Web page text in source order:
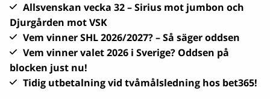
Allsvenskan vecka 32 – Sirius mot jumbon och
Djurgården mot VSK
Vem vinner SHL 2026/2027? – Så säger oddsen
Vem vinner valet 2026 i Sverige? Oddsen på
blocken just nu!
Tidig utbetalning vid tvåmålsledning hos bet365!